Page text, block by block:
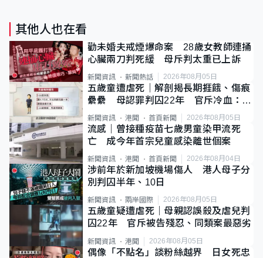
其他人也在看
勸未婚夫戒煙爆命案 28歲女教師連捅
心臟兩刀判死緩 母斥判太重已上訴
新聞資訊 新聞熱話 2026年08月05日
五歲童遭虐死｜解剖揭長期捱餓、傷痕
纍纍 母認罪判囚22年 官斥冷血：同
類案最惡劣
新聞資訊 港聞 首頁新聞 2026年08月05日
流感｜曾接種疫苗七歲男童染甲流死
亡 成今年首宗兒童感染離世個案
新聞資訊 港聞 首頁新聞 2026年08月04日
涉前年於新加坡機場傷人 港人母子分
別判囚半年、10日
新聞資訊 兩岸國際 2026年08月05日
五歲童疑遭虐死｜母親認誤殺及虐兒判
囚22年 官斥被告殘忍、同類案最惡劣
新聞資訊 港聞 2026年08月05日
偶像「不點名」談粉絲越界 日女死忠